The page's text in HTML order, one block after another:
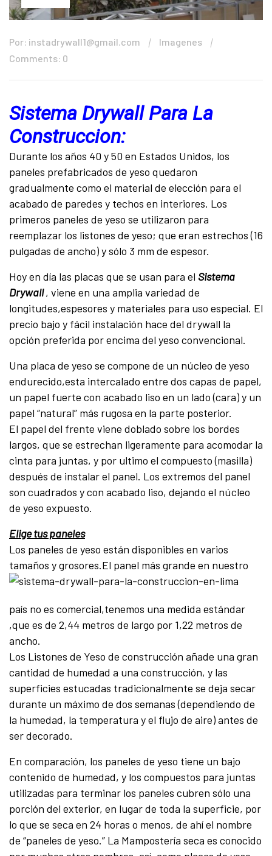
Por: instadrywall1@gmail.com
Imagenes
Comments: 0
Sistema Drywall Para La
Construccion:
Durante los años 40 y 50 en Estados Unidos, los
paneles prefabricados de yeso quedaron
gradualmente como el material de elección para el
acabado de paredes y techos en interiores. Los
primeros paneles de yeso se utilizaron para
reemplazar los listones de yeso; que eran estrechos (16
pulgadas de ancho) y sólo 3 mm de espesor.
Hoy en día las placas que se usan para el Sistema
Drywall, viene en una amplia variedad de
longitudes,espesores y materiales para uso especial. El
precio bajo y fácil instalación hace del drywall la
opción preferida por encima del yeso convencional.
Una placa de yeso se compone de un núcleo de yeso
endurecido,esta intercalado entre dos capas de papel,
un papel fuerte con acabado liso en un lado (cara) y un
papel “natural” más rugosa en la parte posterior.
El papel del frente viene doblado sobre los bordes
largos, que se estrechan ligeramente para acomodar la
cinta para juntas, y por ultimo el compuesto (masilla)
después de instalar el panel. Los extremos del panel
son cuadrados y con acabado liso, dejando el núcleo
de yeso expuesto.
Elige tus paneles
Los paneles de yeso están disponibles en varios
tamaños y grosores.El panel más grande en nuestro
país no es comercial,tenemos una medida estándar
,que es de 2,44 metros de largo por 1,22 metros de
ancho.
Los Listones de Yeso de construcción añade una gran
cantidad de humedad a una construcción, y las
superficies estucadas tradicionalmente se deja secar
durante un máximo de dos semanas (dependiendo de
la humedad, la temperatura y el flujo de aire) antes de
ser decorado.
En comparación, los paneles de yeso tiene un bajo
contenido de humedad, y los compuestos para juntas
utilizadas para terminar los paneles cubren sólo una
porción del exterior, en lugar de toda la superficie, por
lo que se seca en 24 horas o menos, de ahí el nombre
de “paneles de yeso.” La Mampostería seca es conocido